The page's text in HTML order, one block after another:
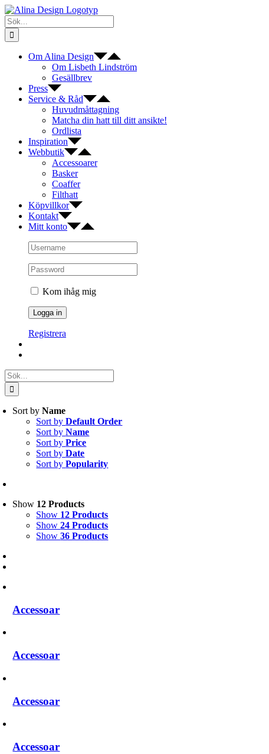
Fortsätt
till
innehållet
Sök
efter:
Om Alina Design
Om Lisbeth Lindström
Gesällbrev
Press
Service & Råd
Huvudmåttagning
Matcha din hatt till ditt ansikte!
Ordlista
Inspiration
Webbutik
Accessoarer
Basker
Coaffer
Filthatt
Köpvillkor
Kontakt
Mitt konto
Kom ihåg mig
Registrera
Sök
efter:
Sort byName
Sort byDefault Order
Sort byName
Sort byPrice
Sort byDate
Sort byPopularity
Show 12 Products
Show 12 Products
Show24 Products
Show36 Products
Accessoar
Accessoar
Accessoar
Accessoar